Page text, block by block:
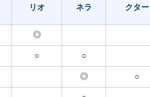
リオ
ネラ
クター
◎
○
○
◎ ○